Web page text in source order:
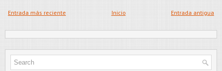
Entrada más reciente Entrada antigua
Inicio